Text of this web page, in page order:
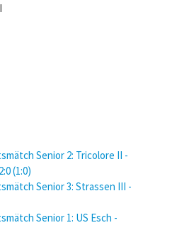
Senior 2: Tricolore II -
(1:0)
Senior 3: Strassen III -
Senior 1: US Esch -